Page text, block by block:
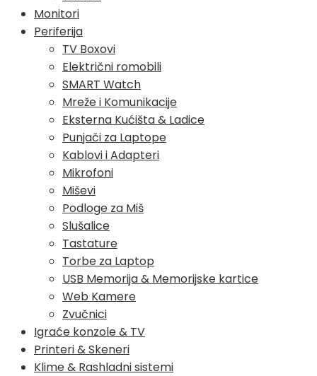
Monitori
Periferija
TV Boxovi
Električni romobili
SMART Watch
Mreže i Komunikacije
Eksterna Kućišta & Ladice
Punjači za Laptope
Kablovi i Adapteri
Mikrofoni
Miševi
Podloge za Miš
Slušalice
Tastature
Torbe za Laptop
USB Memorija & Memorijske kartice
Web Kamere
Zvučnici
Igraće konzole & TV
Printeri & Skeneri
Klime & Rashladni sistemi